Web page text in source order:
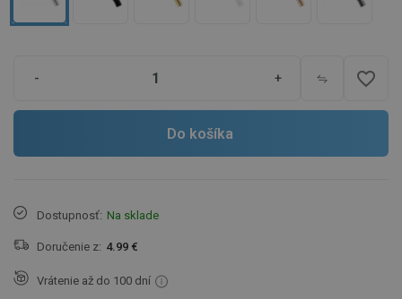
- + favorite_border
Do košíka
Dostupnosť: Na sklade
Doručenie z: 4.99 €
Vrátenie až do 100 dní